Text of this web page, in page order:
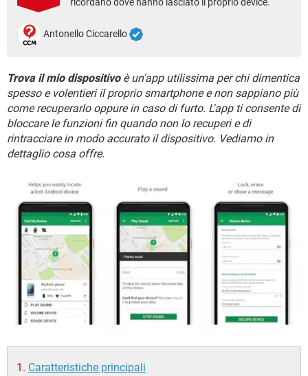
TIKTOK FACEBOOK
HARDWARE
Antonello Ciccarello
Trova il mio dispositivoè un'app utilissima per chi dimentica
spesso e volentieri il proprio smartphone e non sappiano più
come recuperarlo oppure in caso di furto. L'app ti consente di
bloccare le funzioni fin quando non lo recuperi e di
rintracciare in modo accurato il dispositivo. Vediamo in
dettaglio cosa offre.
Caratteristiche principali